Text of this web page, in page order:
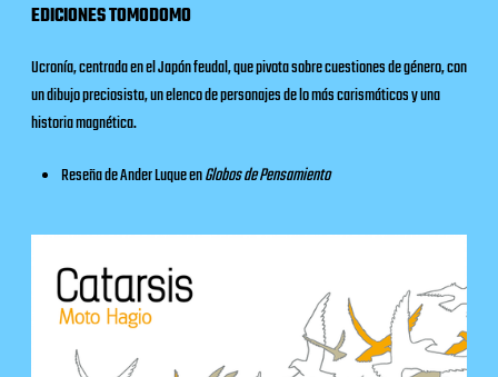
EDICIONES TOMODOMO
Ucronía, centrada en el Japón feudal, que pivota sobre cuestiones de género, con
un dibujo preciosista, un elenco de personajes de lo más carismáticos y una
historia magnética.
Reseña de Ander Luque enGlobos de Pensamiento